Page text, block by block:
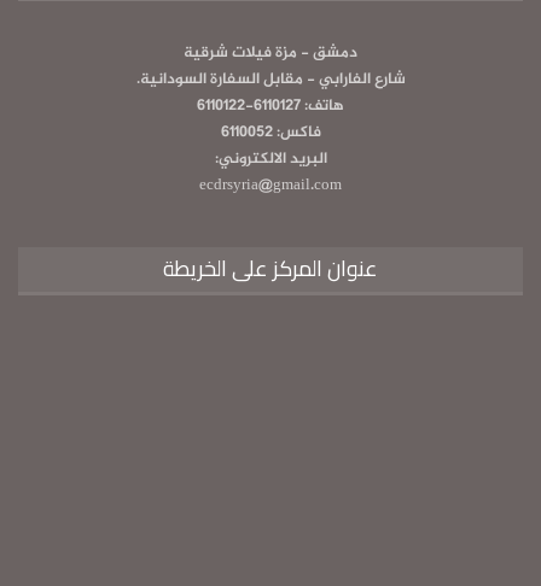
دمشق - مزة فيلات شرقية
شارع الفارابي - مقابل السفارة السودانية.
هاتف: 6110127-6110122
فاكس: 6110052
البريد الالكتروني:
ecdrsyria@gmail.com
عنوان المركز على الخريطة